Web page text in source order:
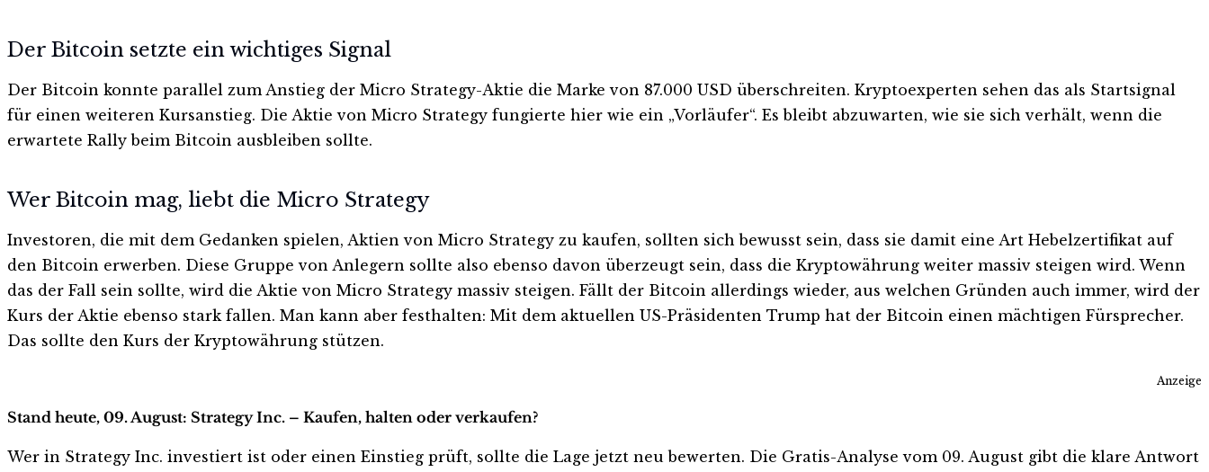
Der Bitcoin setzte ein wichtiges Signal
Der Bitcoin konnte parallel zum Anstieg der Micro Strategy-Aktie die Marke von 87.000 USD überschreiten. Kryptoexperten sehen das als Startsignal
für einen weiteren Kursanstieg. Die Aktie von Micro Strategy fungierte hier wie ein „Vorläufer“. Es bleibt abzuwarten, wie sie sich verhält, wenn die
erwartete Rally beim Bitcoin ausbleiben sollte.
Wer Bitcoin mag, liebt die Micro Strategy
Investoren, die mit dem Gedanken spielen, Aktien von Micro Strategy zu kaufen, sollten sich bewusst sein, dass sie damit eine Art Hebelzertifikat auf
den Bitcoin erwerben. Diese Gruppe von Anlegern sollte also ebenso davon überzeugt sein, dass die Kryptowährung weiter massiv steigen wird. Wenn
das der Fall sein sollte, wird die Aktie von Micro Strategy massiv steigen. Fällt der Bitcoin allerdings wieder, aus welchen Gründen auch immer, wird der
Kurs der Aktie ebenso stark fallen. Man kann aber festhalten: Mit dem aktuellen US-Präsidenten Trump hat der Bitcoin einen mächtigen Fürsprecher.
Das sollte den Kurs der Kryptowährung stützen.
Anzeige
Stand heute, 09. August: Strategy Inc. – Kaufen, halten oder verkaufen?
Wer in Strategy Inc. investiert ist oder einen Einstieg prüft, sollte die Lage jetzt neu bewerten. Die Gratis-Analyse vom 09. August gibt die klare Antwort